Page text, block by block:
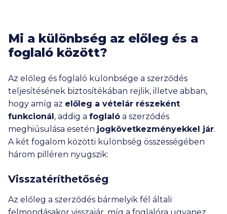
Mi a különbség az előleg és a
foglaló között?
Az előleg és foglaló különbsége a szerződés
teljesítésének biztosítékában rejlik, illetve abban,
hogy amíg az előleg a vételár részeként
funkcionál, addig a foglaló a szerződés
meghiúsulása esetén jogkövetkezményekkel jár.
A két fogalom közötti különbség összességében
három pilléren nyugszik:
Visszatéríthetőség
Az előleg a szerződés bármelyik fél általi